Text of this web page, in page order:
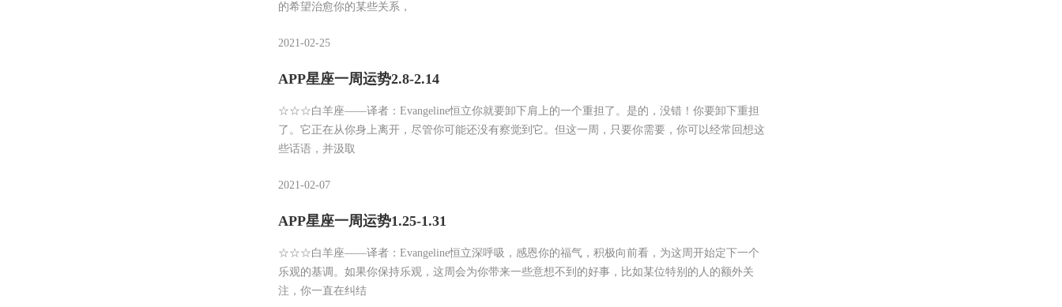
的希望治愈你的某些关系，
2021-02-25
APP星座一周运势2.8-2.14
☆☆☆白羊座——译者：Evangeline恒立你就要卸下肩上的一个重担了。是的，没错！你要卸下重担
了。它正在从你身上离开，尽管你可能还没有察觉到它。但这一周，只要你需要，你可以经常回想这
些话语，并汲取
2021-02-07
APP星座一周运势1.25-1.31
☆☆☆白羊座——译者：Evangeline恒立深呼吸，感恩你的福气，积极向前看，为这周开始定下一个
乐观的基调。如果你保持乐观，这周会为你带来一些意想不到的好事，比如某位特别的人的额外关
注，你一直在纠结